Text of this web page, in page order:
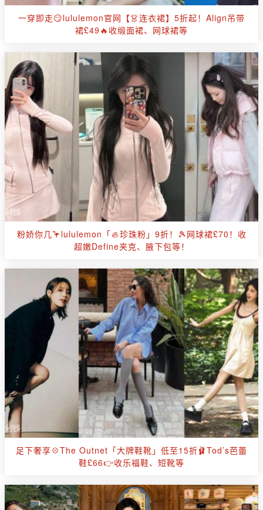
一穿即走😏lululemon官网【👗连衣裙】5折起！Align吊带
裙£49🔥收缎面裙、网球裙等
粉娇你几🦩lululemon「🦪珍珠粉」9折！🎾网球裙£70！收
超嫩Define夹克、腋下包等！
足下奢享💠The Outnet「大牌鞋靴」低至15折🩰Tod’s芭蕾
鞋£66👉收乐福鞋、短靴等